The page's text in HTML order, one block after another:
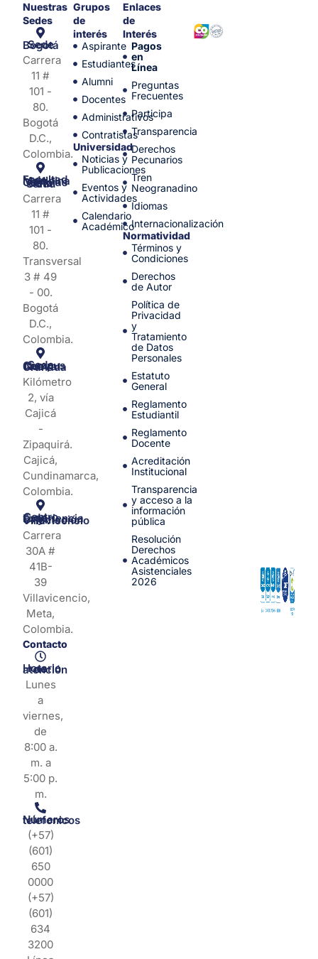
Nuestras
Sedes
Sede Bogotá
Carrera
11 #
101 -
80.
Bogotá
D.C.,
Colombia.
Facultad de Medicina y Ciencias de la Salud
Carrera
11 #
101 -
80.
Transversal
3 # 49
- 00.
Bogotá
D.C.,
Colombia.
Sede Campus Nueva Granada
Kilómetro
2, vía
Cajicá
-
Zipaquirá.
Cajicá,
Cundinamarca,
Colombia.
Centro de Experiencia y Orientación Villavicencio
Carrera
30A #
41B-
39
Villavicencio,
Meta,
Colombia.
Contacto
Horario de atención
Lunes
a
viernes,
de
8:00 a.
m. a
5:00 p.
m.
Números telefonicos
(+57)
(601)
650
0000
(+57)
(601)
634
3200
Grupos
de
interés
Aspirante
Estudiantes
Alumni
Docentes
Administrativos
Contratistas
Universidad
Noticias y
Publicaciones
Eventos y
Actividades
Calendario
Académico
Enlaces
de
Interés
Pagos
en
Línea
Preguntas
Frecuentes
Participa
Transparencia
Derechos
Pecunarios
Tren
Neogranadino
Idiomas
Internacionalización
Normatividad
Términos y
Condiciones
Derechos
de Autor
Política de
Privacidad
y
Tratamiento
de Datos
Personales
Estatuto
General
Reglamento
Estudiantil
Reglamento
Docente
Acreditación
Institucional
Transparencia
y acceso a la
información
pública
Resolución
Derechos
Académicos
Asistenciales
2026